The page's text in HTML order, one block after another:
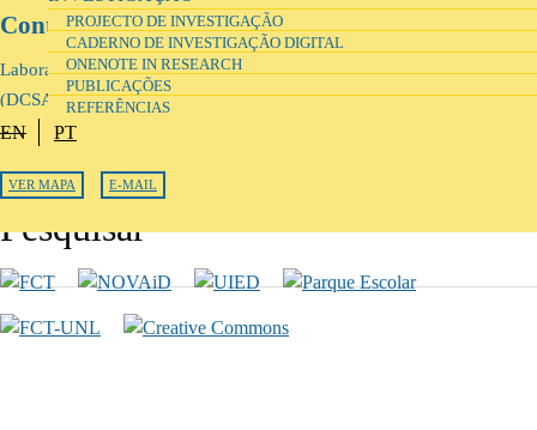
PROJECTO DE INVESTIGAÇÃO
CADERNO DE INVESTIGAÇÃO DIGITAL
ONENOTE IN RESEARCH
PUBLICAÇÕES
REFERÊNCIAS
EN PT
Contactos
Laboratórios Escolares, Departamento de Ciências Sociais Aplicadas
(DCSA) da Faculdade de Ciências e Tecnologia, Universidade Nova de
Lisboa Monte de Caparica, 2829-516 Caparica
VER MAPA E-MAIL